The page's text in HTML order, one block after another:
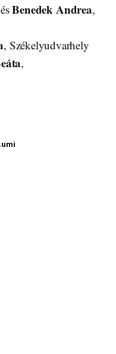
ésBenedek Andrea,
, Székelyudvarhely
,